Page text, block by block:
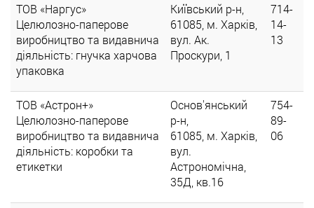
ТОВ «Наргус»
Целюлозно-паперове
виробництво та видавнича
діяльність: гнучка харчова
упаковка
Київський р-н,
61085, м. Харків,
вул. Ак.
Проскури, 1
714-
14-
13
ТОВ «Астрон+»
Целюлозно-паперове
виробництво та видавнича
діяльність: коробки та
етикетки
Основ'янський
р-н,
61085, м. Харків,
вул.
Астрономічна,
35Д, кв.16
754-
89-
06